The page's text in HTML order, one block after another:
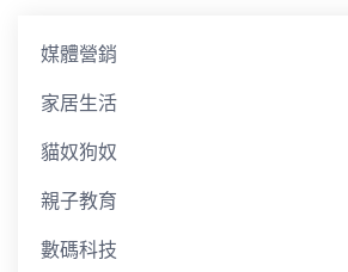
媒體營銷
家居生活
貓奴狗奴
親子教育
數碼科技